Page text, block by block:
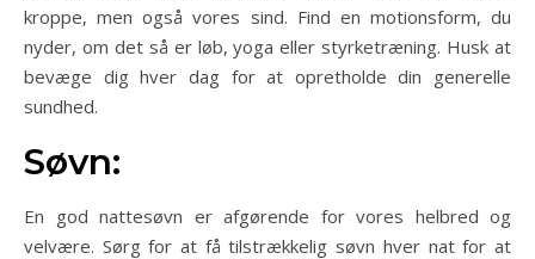
kroppe, men også vores sind. Find en motionsform, du
nyder, om det så er løb, yoga eller styrketræning. Husk at
bevæge dig hver dag for at opretholde din generelle
sundhed.
Søvn:
En god nattesøvn er afgørende for vores helbred og
velvære. Sørg for at få tilstrækkelig søvn hver nat for at